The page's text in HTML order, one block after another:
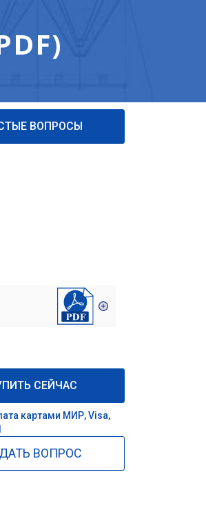
ВОПРОСЫ
СЕЙЧАС
картами МИР, Visa,
ВОПРОС